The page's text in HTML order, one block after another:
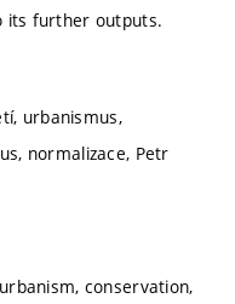
its further outputs.
urbanismus,
normalizace, Petr
conservation,